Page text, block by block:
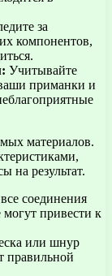
за
компонентов,
Учитывайте
приманки и
материалов.
на результат.
соединения
привести к
или шнур
правильной